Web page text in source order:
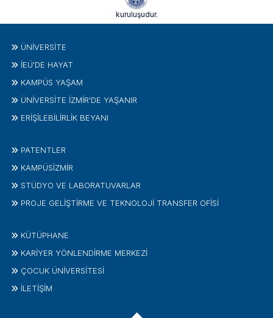
kuruluşudur.
ÜNIVERSITE
İEÜ'DE HAYAT
KAMPÜS YAŞAM
ÜNİVERSİTE İZMİR'DE YAŞANIR
ERİŞİLEBİLİRLİK BEYANI
PATENTLER
KAMPÜSİZMIR
STÜDYO VE LABORATUVARLAR
PROJE GELIŞTIRME VE TEKNOLOJI TRANSFER OFISI
KÜTÜPHANE
KARİYER YÖNLENDİRME MERKEZİ
ÇOCUK ÜNIVERSITESI
İLETIŞIM